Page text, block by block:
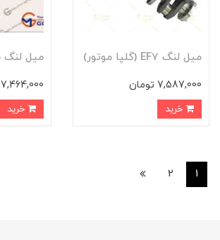
ميل لنگ EF7 (گلپا موتور)
7,587,000 تومان
میل لنگ TU5 (گلپاموتور)
7,464,000 تومان
1
2